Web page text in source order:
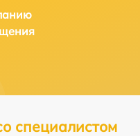
специалистом